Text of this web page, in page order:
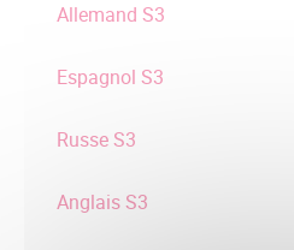
Allemand S3
Espagnol S3
Russe S3
Anglais S3